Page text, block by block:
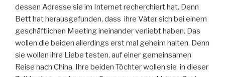
dessen Adresse sie im Internet recherchiert hat. Denn
Bett hat herausgefunden, dass ihre Väter sich bei einem
geschäftlichen Meeting ineinander verliebt haben. Das
wollen die beiden allerdings erst mal geheim halten. Denn
sie wollen ihre Liebe testen, auf einer gemeinsamen
Reise nach China. Ihre beiden Töchter wollen sie in dieser